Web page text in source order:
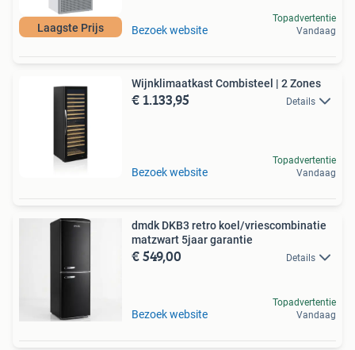
Laagste Prijs Bezoek website
Topadvertentie
Vandaag
Wijnklimaatkast Combisteel | 2 Zones
€ 1.133,95 Details
Bezoek website
Topadvertentie
Vandaag
dmdk DKB3 retro koel/vriescombinatie
matzwart 5jaar garantie
€ 549,00 Details
Bezoek website
Topadvertentie
Vandaag